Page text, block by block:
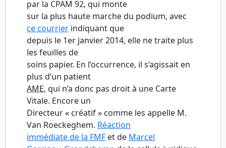
par la CPAM 92, qui monte
sur la plus haute marche du podium, avec
ce courrier indiquant que
depuis le 1er janvier 2014, elle ne traite plus
les feuilles de
soins papier. En l’occurrence, il s’agissait en
plus d’un patient
AME, qui n’a donc pas droit à une Carte
Vitale. Encore un
Directeur « créatif » comme les appelle M.
Van Roeckeghem. Réaction
immédiate de la FMF et de Marcel